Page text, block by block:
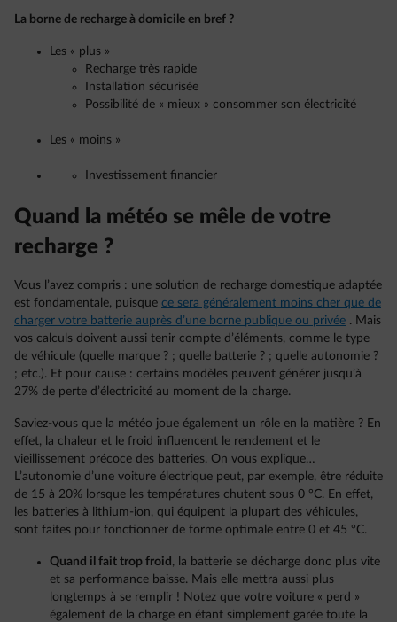
La borne de recharge à domicile en bref ?
Les « plus »
Recharge très rapide
Installation sécurisée
Possibilité de « mieux » consommer son électricité
Les « moins »
Investissement financier
Quand la météo se mêle de votre
recharge ?
Vous l’avez compris : une solution de recharge domestique adaptée
est fondamentale, puisque ce sera généralement moins cher que de
charger votre batterie auprès d’une borne publique ou privée . Mais
vos calculs doivent aussi tenir compte d’éléments, comme le type
de véhicule (quelle marque ? ; quelle batterie ? ; quelle autonomie ?
; etc.). Et pour cause : certains modèles peuvent générer jusqu’à
27% de perte d’électricité au moment de la charge.
Saviez-vous que la météo joue également un rôle en la matière ? En
effet, la chaleur et le froid influencent le rendement et le
vieillissement précoce des batteries. On vous explique…
L’autonomie d’une voiture électrique peut, par exemple, être réduite
de 15 à 20% lorsque les températures chutent sous 0 °C. En effet,
les batteries à lithium-ion, qui équipent la plupart des véhicules,
sont faites pour fonctionner de forme optimale entre 0 et 45 °C.
Quand il fait trop froid , la batterie se décharge donc plus vite
et sa performance baisse. Mais elle mettra aussi plus
longtemps à se remplir ! Notez que votre voiture « perd »
également de la charge en étant simplement garée toute la